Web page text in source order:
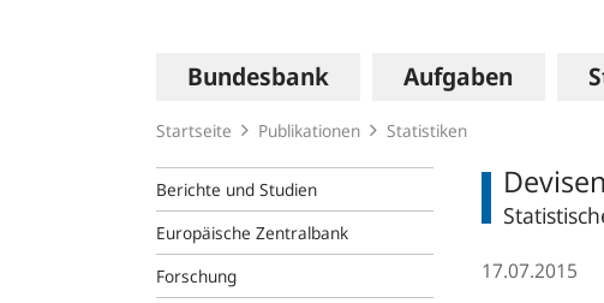
Hauptnavigation
Bundesbank Aufgaben
Startseite Publikationen Statistiken
Berichte und Studien
Europäische Zentralbank
Forschung
17.07.2015